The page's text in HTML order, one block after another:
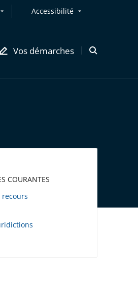
Accessibilité
Vos démarches
Ouvrir
COURANTES